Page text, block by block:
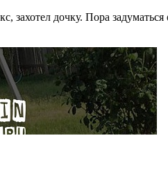
захотел дочку. Пора задуматься